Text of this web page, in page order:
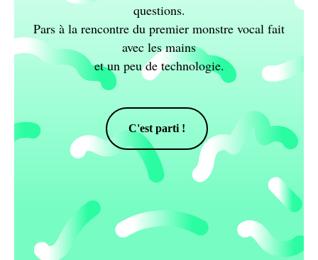
questions.
Pars à la rencontre du premier monstre vocal fait
avec les mains
et un peu de technologie.
C'est parti !